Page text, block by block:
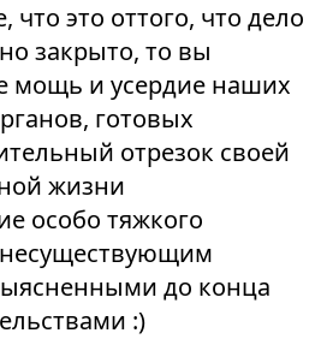
что это оттого, что дело
закрыто, то вы
мощь и усердие наших
готовых
отрезок своей
жизни
особо тяжкого
несуществующим
до конца
:)